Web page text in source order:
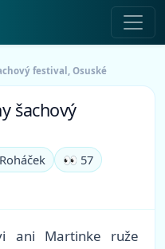
festival, Osuské
šachový
👀 57
ani Martinke ruže